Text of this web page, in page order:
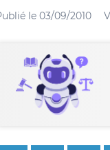
le 03/09/2010